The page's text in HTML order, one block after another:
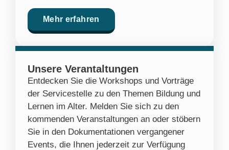
Mehr erfahren
Unsere Verantaltungen
Entdecken Sie die Workshops und Vorträge
der Servicestelle zu den Themen Bildung und
Lernen im Alter. Melden Sie sich zu den
kommenden Veranstaltungen an oder stöbern
Sie in den Dokumentationen vergangener
Events, die Ihnen jederzeit zur Verfügung